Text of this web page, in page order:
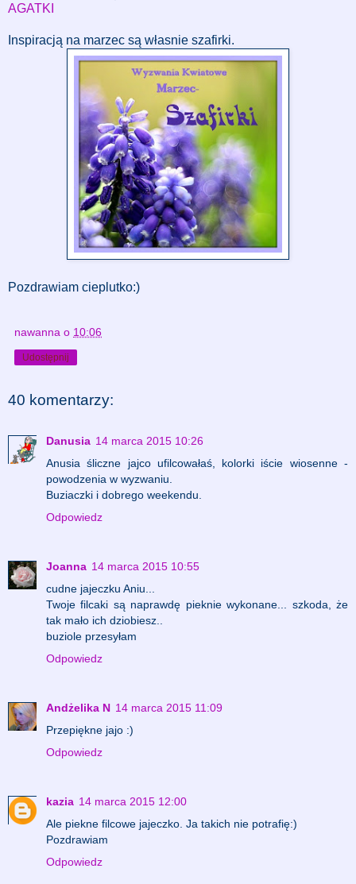
AGATKI
Inspiracją na marzec są własnie szafirki.
Pozdrawiam cieplutko:)
nawanna o 10:06
Udostępnij
40 komentarzy:
Danusia 14 marca 2015 10:26
Anusia śliczne jajco ufilcowałaś, kolorki iście wiosenne -
powodzenia w wyzwaniu.
Buziaczki i dobrego weekendu.
Odpowiedz
Joanna 14 marca 2015 10:55
cudne jajeczku Aniu...
Twoje filcaki są naprawdę pieknie wykonane... szkoda, że
tak mało ich dziobiesz..
buziole przesyłam
Odpowiedz
Andżelika N 14 marca 2015 11:09
Przepiękne jajo :)
Odpowiedz
kazia 14 marca 2015 12:00
Ale piekne filcowe jajeczko. Ja takich nie potrafię:)
Pozdrawiam
Odpowiedz